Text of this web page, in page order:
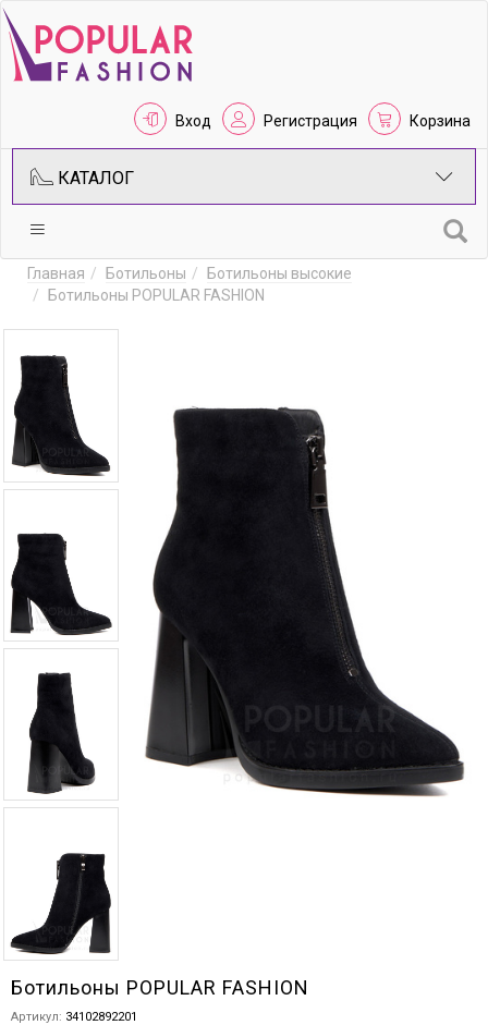
Вход Регистрация Корзина
КАТАЛОГ
Главная Ботильоны
Ботильоны высокие
Ботильоны POPULAR FASHION
Ботильоны POPULAR FASHION
Артикул: 34102892201